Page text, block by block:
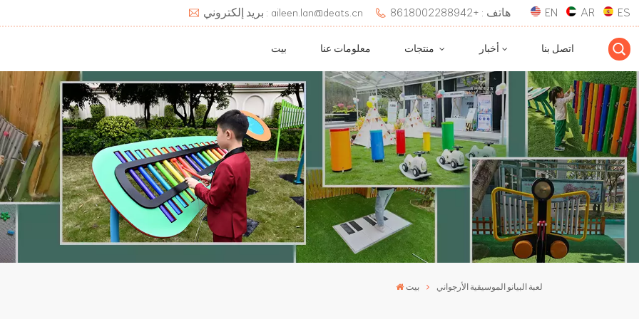
بريد إلكتروني : aileen.lan@deats.cn هاتف : +8618002288942 EN AR ES
بيت معلومات عنا أخبار اتصل بنا
بيت لعبة البيانو الموسيقية الأرجواني